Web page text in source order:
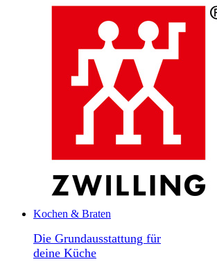
Kochen & Braten
Die Grundausstattung für
deine Küche